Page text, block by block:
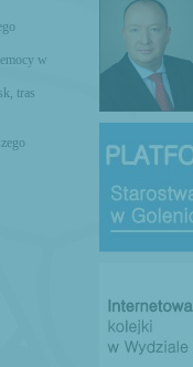
w
tras